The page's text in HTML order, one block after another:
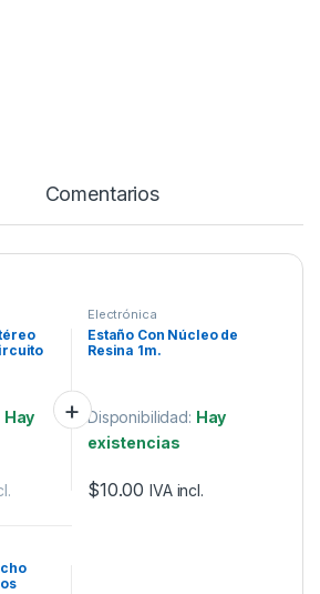
para circuito impreso cantidad
Comentarios
Hay
Electrónica
Estaño Con Núcleo de
Resina 1m.
Disponibilidad: Hay
existencias
$10.00 IVA incl.